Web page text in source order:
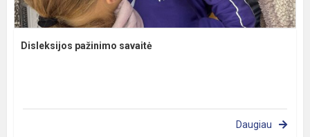
Disleksijos pažinimo savaitė
Daugiau